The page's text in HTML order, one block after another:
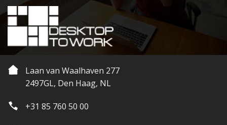
Laan van Waalhaven 277
2497GL, Den Haag, NL
+31 85 760 50 00